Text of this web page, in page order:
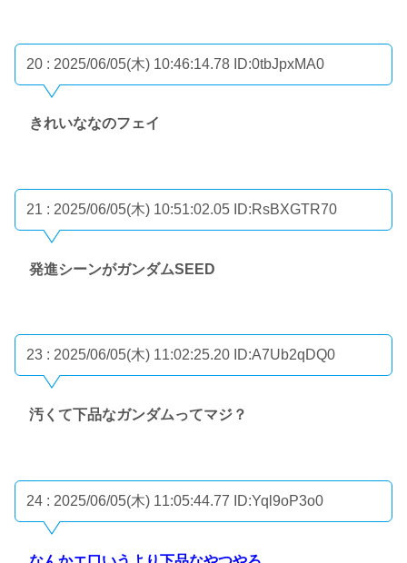
20 : 2025/06/05(木) 10:46:14.78 ID:0tbJpxMA0
きれいななのフェイ
21 : 2025/06/05(木) 10:51:02.05 ID:RsBXGTR70
発進シーンがガンダムSEED
23 : 2025/06/05(木) 11:02:25.20 ID:A7Ub2qDQ0
汚くて下品なガンダムってマジ？
24 : 2025/06/05(木) 11:05:44.77 ID:Yql9oP3o0